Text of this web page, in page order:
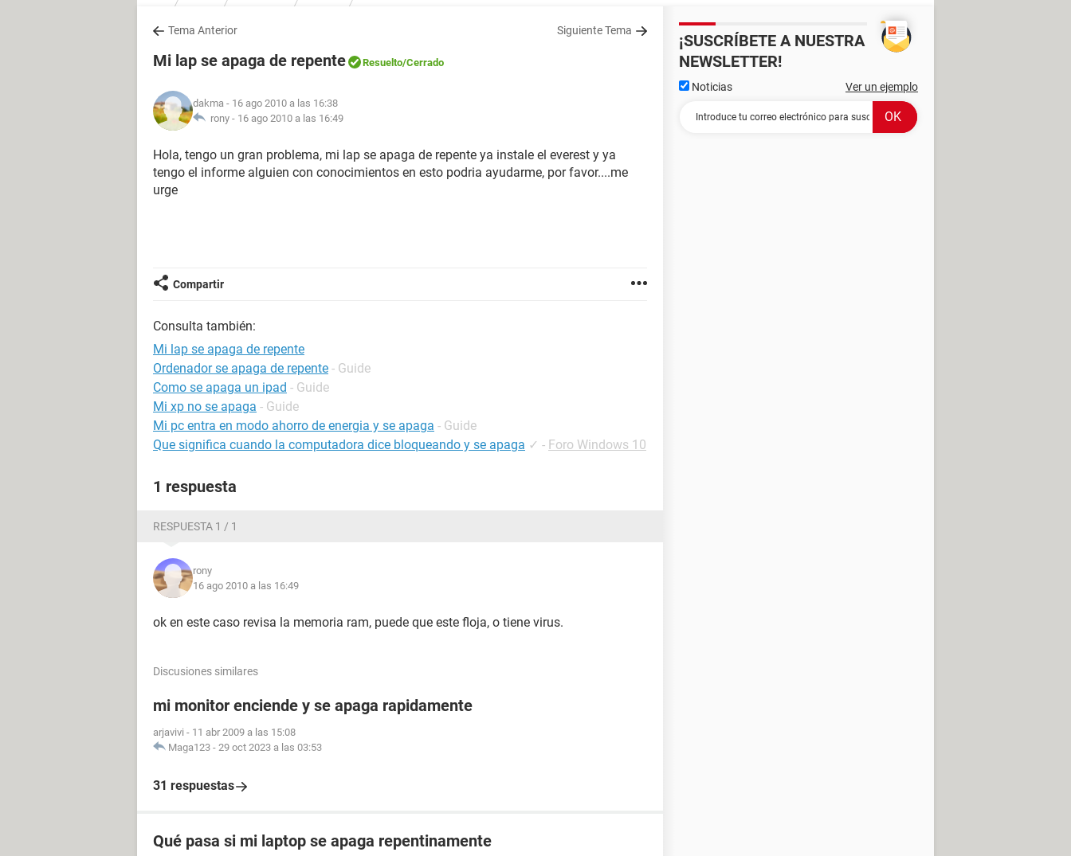
Tema Anterior Siguiente Tema
Mi lap se apaga de repente Resuelto/Cerrado
dakma - 16 ago 2010 a las 16:38
rony - 16 ago 2010 a las 16:49
Hola, tengo un gran problema, mi lap se apaga de repente ya instale el everest y ya
tengo el informe alguien con conocimientos en esto podria ayudarme, por favor....me
urge
Compartir
Consulta también:
Mi lap se apaga de repente
Ordenador se apaga de repente - Guide
Como se apaga un ipad - Guide
Mi xp no se apaga - Guide
Mi pc entra en modo ahorro de energia y se apaga - Guide
Que significa cuando la computadora dice bloqueando y se apaga ✓ - Foro Windows 10
1 respuesta
RESPUESTA 1 / 1
rony
16 ago 2010 a las 16:49
ok en este caso revisa la memoria ram, puede que este floja, o tiene virus.
Discusiones similares
mi monitor enciende y se apaga rapidamente
arjavivi - 11 abr 2009 a las 15:08
Maga123 - 29 oct 2023 a las 03:53
31 respuestas
Qué pasa si mi laptop se apaga repentinamente
¡SUSCRÍBETE A NUESTRA
NEWSLETTER!
Noticias Ver un ejemplo